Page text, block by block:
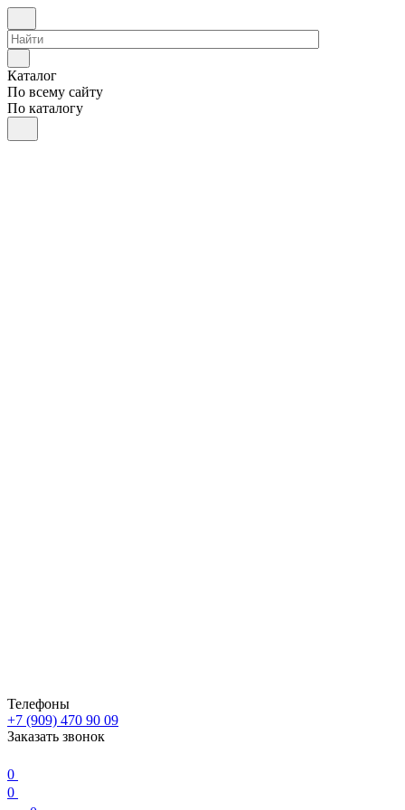
Каталог
По всему сайту
По каталогу
Телефоны
+7 (909) 470 90 09
Заказать звонок
0
0